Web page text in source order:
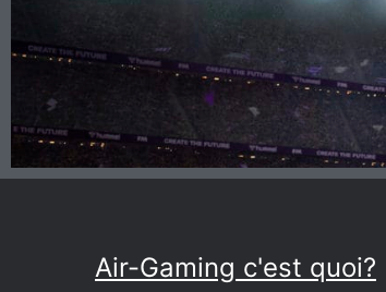
Air-Gaming c'est quoi?